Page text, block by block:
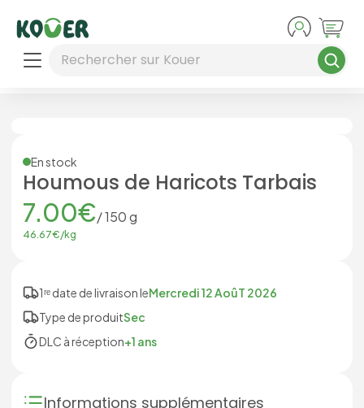
Rechercher sur Kouer
En stock
Houmous de Haricots Tarbais
7.00€/150g
46.67€/kg
1ʳᵉ date de livraison leMercredi 12 AoûT 2026
Type de produitSec
DLC à réception+1 ans
Informations supplémentaires